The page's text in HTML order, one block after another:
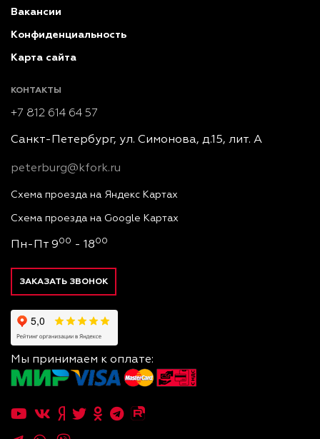
Вакансии
Конфиденциальность
Карта сайта
КОНТАКТЫ
+7 812 614 64 57
Санкт-Петербург, ул. Симонова, д.15, лит. А
peterburg@kfork.ru
Схема проезда на Яндекс Картах
Схема проезда на Google Картах
Пн-Пт 900 - 1800
ЗАКАЗАТЬ ЗВОНОК
Мы принимаем к оплате: